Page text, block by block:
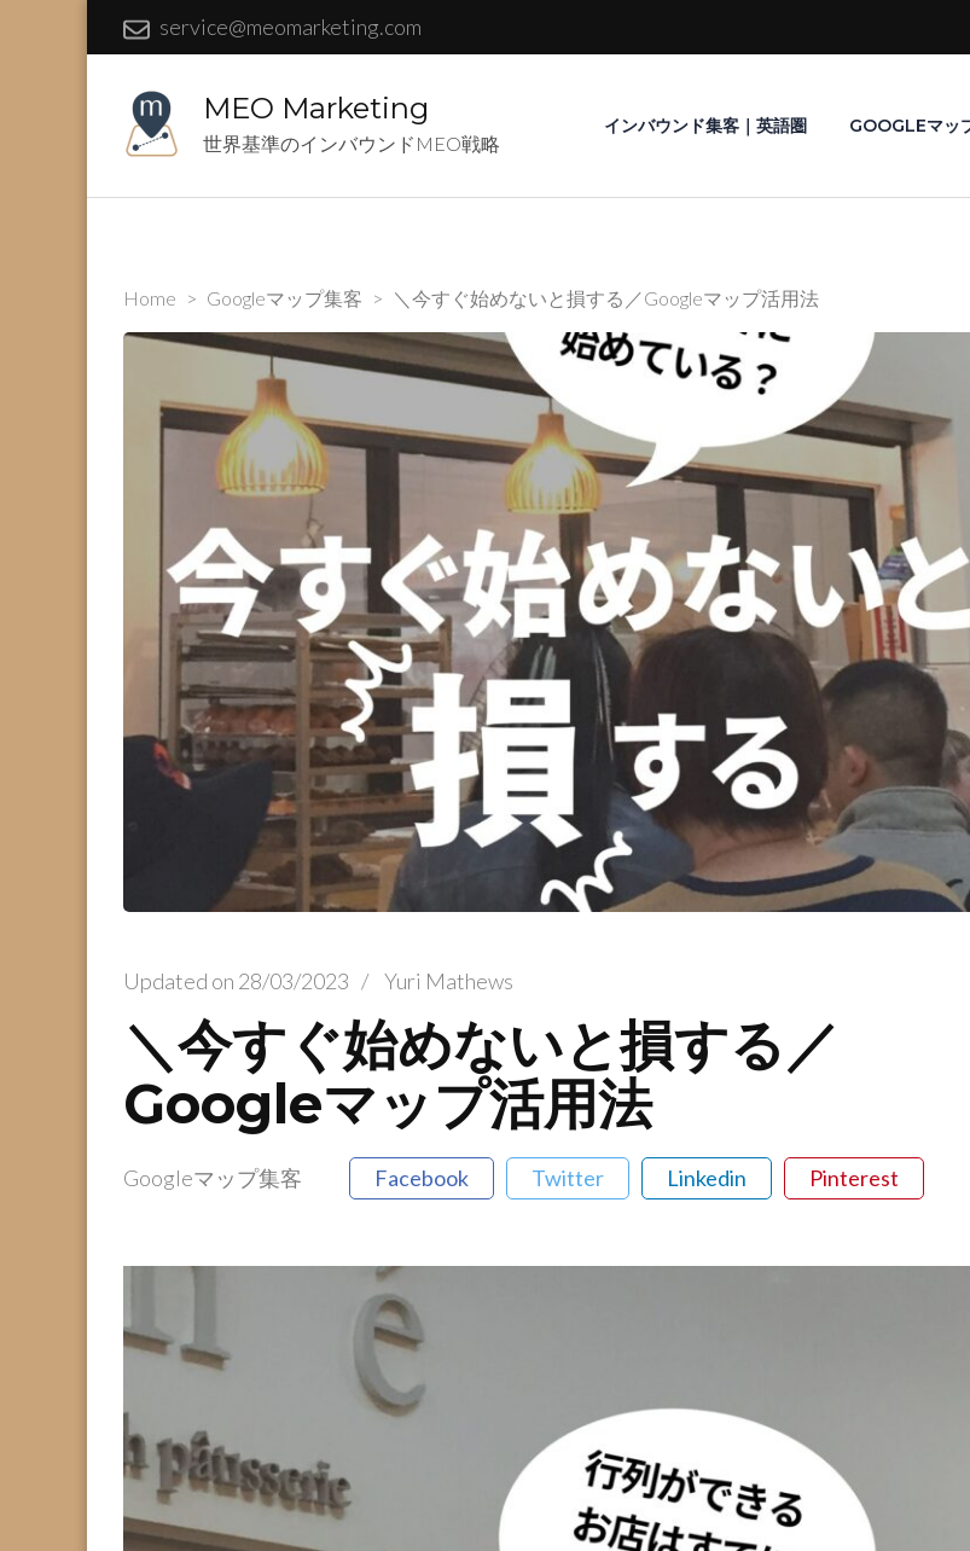
service@meomarketing.com
MEO Marketing
世界基準のインバウンドMEO戦略
インバウンド集客｜英語圏 GOOGLEマッ
Home > Googleマップ集客 > ＼今すぐ始めないと損する／Googleマップ活用法
Updated on 28/03/2023 / Yuri Mathews
＼今すぐ始めないと損する／
Googleマップ活用法
Googleマップ集客 Facebook Twitter Linkedin Pinterest